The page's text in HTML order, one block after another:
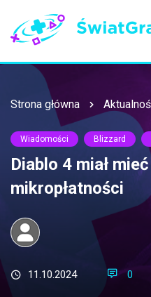
Strona główna
Wiadomości Blizzard
Diablo 4 miał
mikropłatności
11.10.2024 0